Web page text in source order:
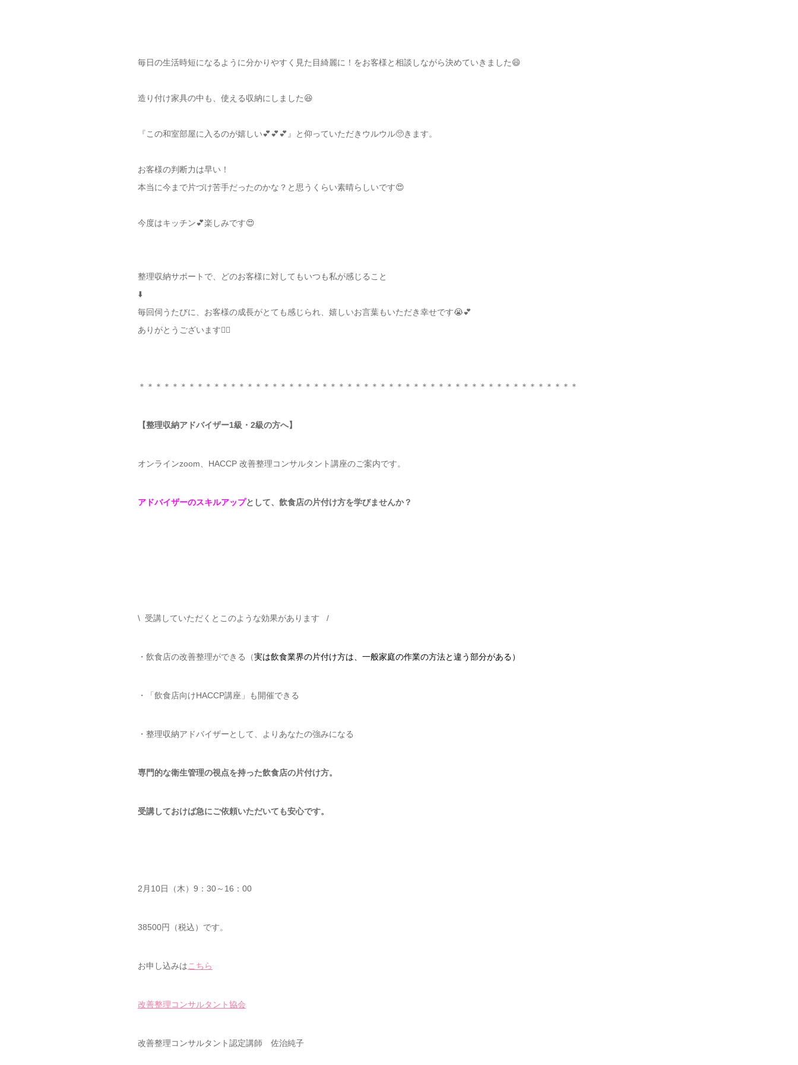
毎日の生活時短になるように分かりやすく見た目綺麗に！をお客様と相談しながら決めていきました😄
造り付け家具の中も、使える収納にしました😆
『この和室部屋に入るのが嬉しい💕💕💕』と仰っていただきウルウル🥺きます。
お客様の判断力は早い！
本当に今まで片づけ苦手だったのかな？と思うくらい素晴らしいです😍
今度はキッチン💕楽しみです😍
整理収納サポートで、どのお客様に対してもいつも私が感じること
⬇️
毎回伺うたびに、お客様の成長がとても感じられ、嬉しいお言葉もいただき幸せです😭💕
ありがとうございます🙇‍♀️
＊＊＊＊＊＊＊＊＊＊＊＊＊＊＊＊＊＊＊＊＊＊＊＊＊＊＊＊＊＊＊＊＊＊＊＊＊＊＊＊＊＊＊＊＊＊＊＊＊＊＊＊＊
【整理収納アドバイザー1級・2級の方へ】
オンラインzoom、HACCP 改善整理コンサルタント講座のご案内です。
アドバイザーのスキルアップとして、飲食店の片付け方を学びませんか？
\ 受講していただくとこのような効果があります /
・飲食店の改善整理ができる（実は飲食業界の片付け方は、一般家庭の作業の方法と違う部分がある）
・「飲食店向けHACCP講座」も開催できる
・整理収納アドバイザーとして、よりあなたの強みになる
専門的な衛生管理の視点を持った飲食店の片付け方。
受講しておけば急にご依頼いただいても安心です。
2月10日（木）9：30～16：00
38500円（税込）です。
お申し込みはこちら
改善整理コンサルタント協会
改善整理コンサルタント認定講師 佐治純子